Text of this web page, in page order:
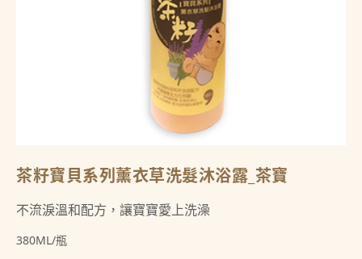
茶籽寶貝系列薰衣草洗髮沐浴露_茶寶
不流淚溫和配方，讓寶寶愛上洗澡
380ML/瓶